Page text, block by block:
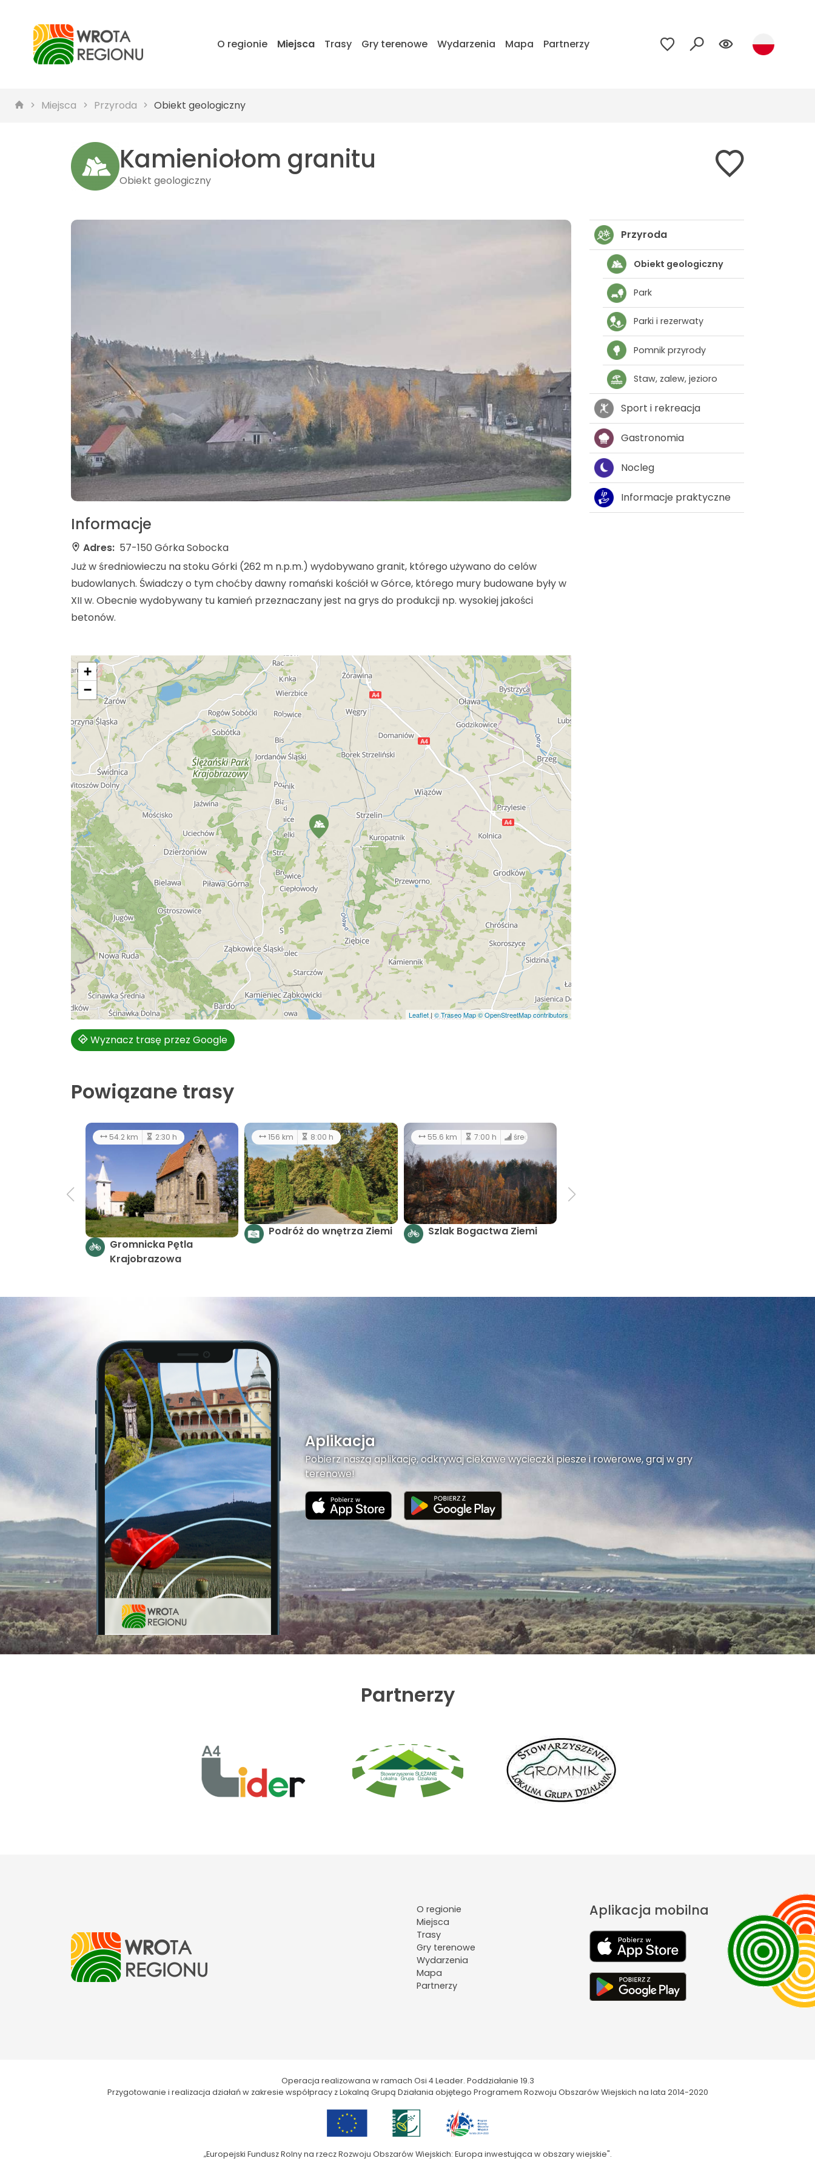
O regionie Miejsca Trasy Gry terenowe Wydarzenia Mapa Partnerzy
Miejsca Przyroda Obiekt geologiczny
Kamieniołom granitu
Obiekt geologiczny
Informacje
Adres: 57-150 Górka Sobocka
Już w średniowieczu na stoku Górki (262 m n.p.m.) wydobywano granit, którego używano do celów
budowlanych. Świadczy o tym choćby dawny romański kościół w Górce, którego mury budowane były w
XII w. Obecnie wydobywany tu kamień przeznaczany jest na grys do produkcji np. wysokiej jakości
betonów.
+
−
Leaflet|© Traseo Map© OpenStreetMap contributors
Wyznacz trasę przez Google
Powiązane trasy
54.2 km 2:30 h
Gromnicka Pętla
Krajobrazowa
156 km 8:00 h
Podróż do wnętrza Ziemi
55.6 km 7:00 h średni
Szlak Bogactwa Ziemi
Przyroda
Obiekt geologiczny
Park
Parki i rezerwaty
Pomnik przyrody
Staw, zalew, jezioro
Sport i rekreacja
Gastronomia
Nocleg
Informacje praktyczne
Aplikacja
Pobierz naszą aplikację, odkrywaj ciekawe wycieczki piesze i rowerowe, graj w gry
terenowe!
Partnerzy
O regionie
Miejsca
Trasy
Gry terenowe
Wydarzenia
Mapa
Partnerzy
Aplikacja mobilna
Operacja realizowana w ramach Osi 4 Leader. Poddziałanie 19.3
Przygotowanie i realizacja działań w zakresie współpracy z Lokalną Grupą Działania objętego Programem Rozwoju Obszarów Wiejskich na lata 2014-2020
„Europejski Fundusz Rolny na rzecz Rozwoju Obszarów Wiejskich: Europa inwestująca w obszary wiejskie".